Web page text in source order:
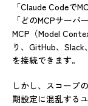
「Claude Codeで
「どのMCPサー
MCP（Model
り、GitHub、
を接続できます。
しかし、スコープ
期設定に混乱する